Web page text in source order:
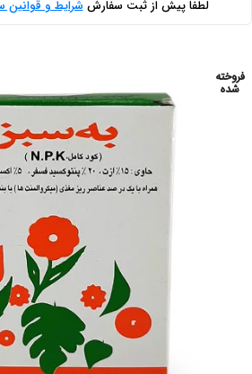
لطفاً پیش از ثبت سفارششرایط و قوانین
فروخته
شده